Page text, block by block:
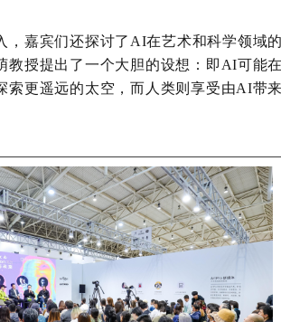
，嘉宾们还探讨了AI在艺术和科学领域
教授提出了一个大胆的设想：即AI可能
索更遥远的太空，而人类则享受由AI带